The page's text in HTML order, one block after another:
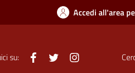
Accedi all'area
su: FacebookTwitter